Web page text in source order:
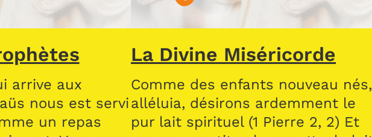
arrive aux
nous est servi
un repas
La Divine Miséricorde
Comme des enfants nouveau nés,
alléluia, désirons ardemment le
pur lait spirituel (1 Pierre 2, 2) Et